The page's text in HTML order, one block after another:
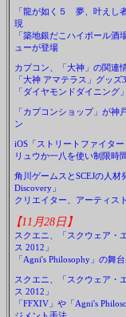
「龍が如く５ 夢、叶えし
現
「築地銀だこハイボール酒
ューが登場
カプコン、「大神」の関連
「大神 アマテラス」グッ
「ダイヤモンドダイニング
「カプコンショップ」が神
ン
iOS「ストリートファイタ
リュウか一八を使い制限時
角川ゲームスとSCEJの人材
Discovery」
クリエイター、アーティス
【11月28日】
スクエニ、「スクウェア・
ス 2012」
「Agni's Philosophy」の舞
スクエニ、「スクウェア・
ス 2012」
「FFXIV」や「Agni's